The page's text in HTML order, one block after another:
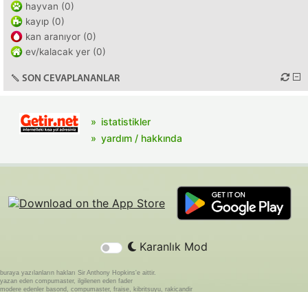
hayvan (0)
kayıp (0)
kan aranıyor (0)
ev/kalacak yer (0)
SON CEVAPLANANLAR
istatistikler
yardım / hakkında
Karanlık Mod
buraya yazılanların hakları Sir Anthony Hopkins'e aittir.
yazan eden compumaster, ilgilenen eden fader
modere edenler basond, compumaster, fraise, kibritsuyu, rakicandir